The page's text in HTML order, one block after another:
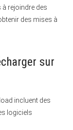
à rejoindre des
des mises à
sur
incluent des
logiciels